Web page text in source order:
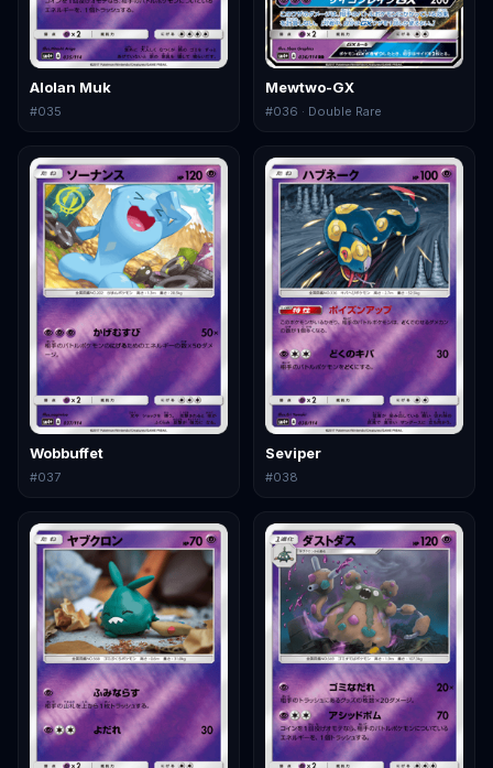
Alolan Muk
#035
Mewtwo-GX
#036 · Double Rare
Wobbuffet
#037
Seviper
#038